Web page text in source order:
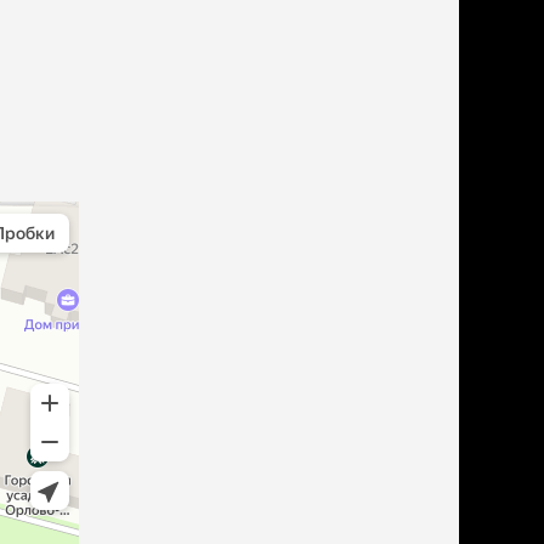
для груминга
поилки,
переноски,
ошейники,
и лежаки
и шампуни
поведения